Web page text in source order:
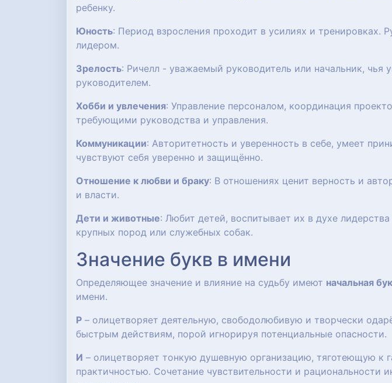
ребенку.
Юность: Период взросления проходит в усилиях и тренировках.
лидером.
Зрелость: Ричелл - уважаемый руководитель или начальник,
руководителем.
Хобби и увлечения: Управление персоналом, координация
требующими руководства и управления.
Коммуникации: Авторитетность и уверенность в себе, умеет
чувствуют себя уверенно и защищённо.
Отношение к любви и браку: В отношениях ценит верность и
и власти.
Дети и животные: Любит детей, воспитывает их в духе
крупных пород или служебных собак.
Значение букв в имени
Определяющее значение и влияние на судьбу имеют начальная
имени.
Р – олицетворяет деятельную, свободолюбивую и творчески
быстрым действиям, порой игнорируя потенциальные опасности.
И – олицетворяет тонкую душевную организацию, тяготеющую к
практичностью. Сочетание чувствительности и рациональности